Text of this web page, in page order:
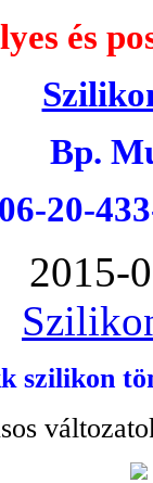
és
Bp.
20-
2015-
szilikon